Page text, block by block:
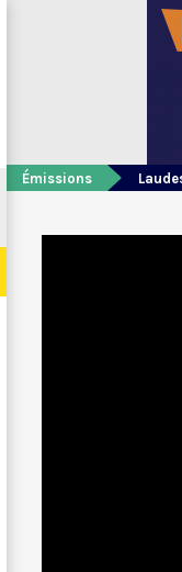
Émissions